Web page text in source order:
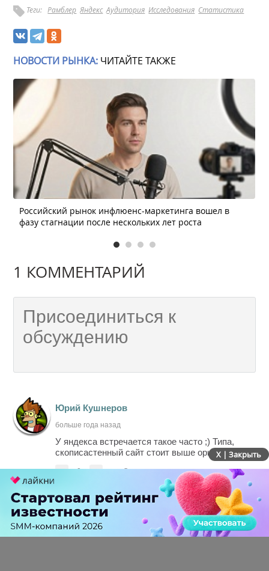
Теги: Рамблер Яндекс Аудитория Исследования Статистика
НОВОСТИ РЫНКА: ЧИТАЙТЕ ТАКЖЕ
Российский рынок инфлюенс-маркетинга вошел в
фазу стагнации после нескольких лет роста
1 КОММЕНТАРИЙ
Юрий Кушнеров
больше года назад
У яндекса встречается такое часто ;) Типа,
скописастенный сайт стоит выше оригинала :)
- 0 + Ответить
X | Закрыть